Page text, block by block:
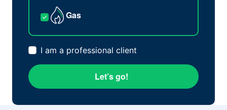
Gas
I am a professional client
Let’s go!